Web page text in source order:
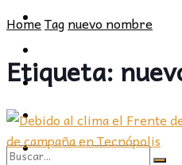
CULTURA
PROVINCIA
SOCIEDAD
CULTURA
OPINIÓN
HomeTagnuevo nombre
Etiqueta: